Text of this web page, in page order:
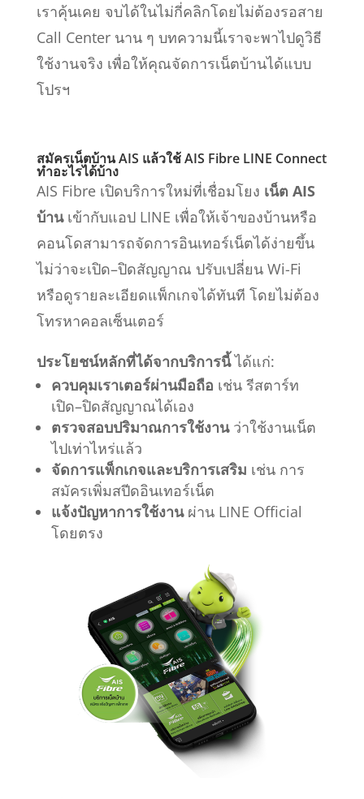
เราคุ้นเคย จบได้ในไม่กี่คลิกโดยไม่ต้องรอสาย
Call Center นาน ๆ บทความนี้เราจะพาไปดูวิธี
ใช้งานจริง เพื่อให้คุณจัดการเน็ตบ้านได้แบบ
โปรฯ
สมัครเน็ตบ้าน AIS แล้วใช้ AIS Fibre LINE Connect
ทำอะไรได้บ้าง
AIS Fibre เปิดบริการใหม่ที่เชื่อมโยง เน็ต AIS
บ้านเข้ากับแอป LINE เพื่อให้เจ้าของบ้านหรือ
คอนโดสามารถจัดการอินเทอร์เน็ตได้ง่ายขึ้น
ไม่ว่าจะเปิด–ปิดสัญญาณ ปรับเปลี่ยน Wi-Fi
หรือดูรายละเอียดแพ็กเกจได้ทันที โดยไม่ต้อง
โทรหาคอลเซ็นเตอร์
ประโยชน์หลักที่ได้จากบริการนี้ได้แก่:
ควบคุมเราเตอร์ผ่านมือถือ เช่น รีสตาร์ท
เปิด–ปิดสัญญาณได้เอง
ตรวจสอบปริมาณการใช้งานว่าใช้งานเน็ต
ไปเท่าไหร่แล้ว
จัดการแพ็กเกจและบริการเสริม เช่น การ
สมัครเพิ่มสปีดอินเทอร์เน็ต
แจ้งปัญหาการใช้งานผ่าน LINE Official
โดยตรง